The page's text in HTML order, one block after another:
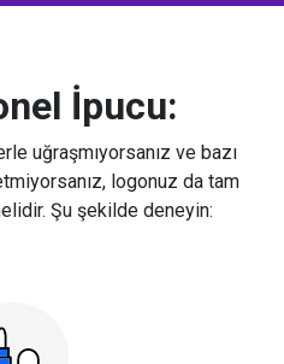
İpucu:
uğraşmıyorsanız ve bazı
logonuz da tam
Şu şekilde deneyin: